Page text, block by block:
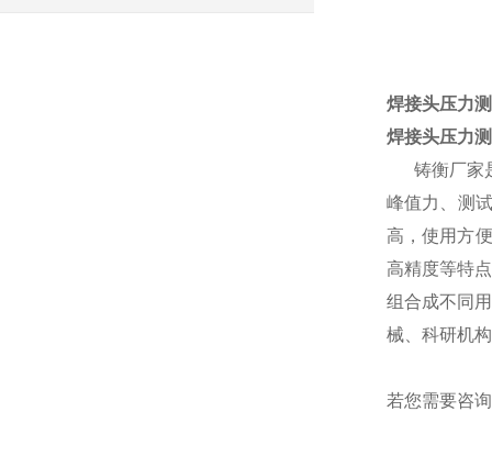
焊接头压力
焊接头压力
铸衡厂家
峰值力、测
高，使用方
高精度等特
组合成不同
械、科研机
若您需要咨